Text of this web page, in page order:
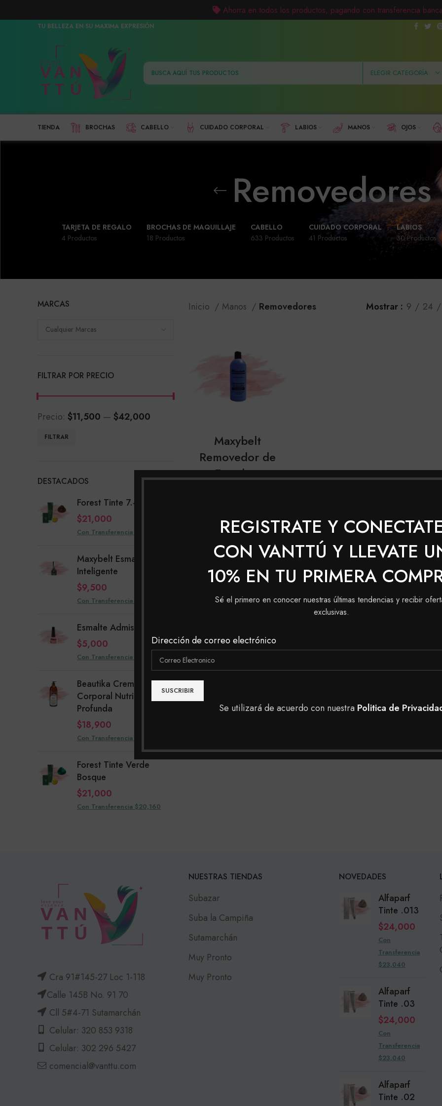
REGISTRATE Y
CON VANTTÚ Y LLEVATE
10% EN TU PRIMERA
Sé el primero en conocer nuestras últimas tendencias y recibir
exclusivas.
Dirección de correo electrónico
Se utilizará de acuerdo con nuestra Politica de
TU BELLEZA EN SU MAXIMA EXPRESIÓN
ELEGIR CATEGORÍA
TIENDA BROCHAS CABELLO CUIDADO CORPORAL LABIOS MANOS OJOS
Removedores
TARJETA DE REGALO
4 Productos
BROCHAS DE MAQUILLAJE
18 Productos
CABELLO
633 Productos
CUIDADO CORPORAL
41 Productos
LABIOS
30 Productos
MARCAS
Cualquier Marcas
FILTRAR POR PRECIO
Precio
Precio
FILTRAR
Precio: $11,500 — $42,000
DESTACADOS
Forest Tinte 7.4
$21,000
Con Transferencia $20,160
Maxybelt Esmalte
Inteligente
$9,500
Con Transferencia $9,120
Esmalte Admiss Cesar
$5,000
Con Transferencia $4,800
Beautika Crema
Corporal Nutrición
Profunda
$18,900
Con Transferencia $18,144
Forest Tinte Verde
Bosque
$21,000
Con Transferencia $20,160
Inicio Manos Removedores Mostrar 9 24
Maxybelt
Removedor de
Esmaltes
precios:
desde
$11,500
hasta
$42,000
Cra 91#145-27 Loc 1-118
Calle 145B No. 91 70
Cll 5#4-71 Sutamarchán
Celular: 320 853 9318
Celular: 302 296 5427
comencial@vanttu.com
NUESTRAS TIENDAS
Subazar
Suba la Campiña
Sutamarchán
Muy Pronto
Muy Pronto
NOVEDADES
Alfaparf
Tinte .013
$24,000
Con
Transferencia
$23,040
Alfaparf
Tinte .03
$24,000
Con
Transferencia
$23,040
Alfaparf
Tinte .02
Ahorra en todos los productos, pagando con transferencia